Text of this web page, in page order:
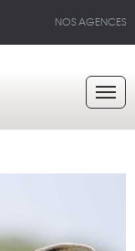
NOS AGENCES